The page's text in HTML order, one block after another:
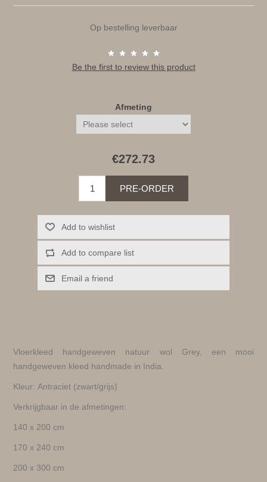
Op bestelling leverbaar
Be the first to review this product
Afmeting
€272.73
PRE-ORDER
Add to wishlist
Add to compare list
Email a friend
Vloerkleed handgeweven natuur wol Grey, een mooi
handgeweven kleed handmade in India.
Kleur: Antraciet (zwart/grijs)
Verkrijgbaar in de afmetingen:
140 x 200 cm
170 x 240 cm
200 x 300 cm